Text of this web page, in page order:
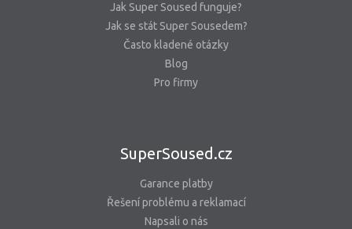
Jak Super Soused funguje?
Jak se stát Super Sousedem?
Často kladené otázky
Blog
Pro firmy
SuperSoused.cz
Garance platby
Řešení problému a reklamací
Napsali o nás